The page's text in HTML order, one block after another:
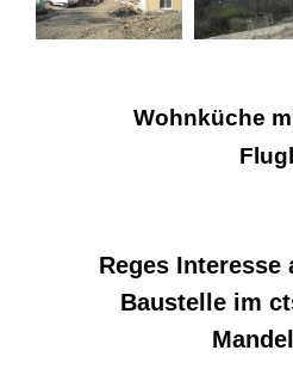
Meilensteine
und
Wohnküche
Reges Interesse
Baustelle im